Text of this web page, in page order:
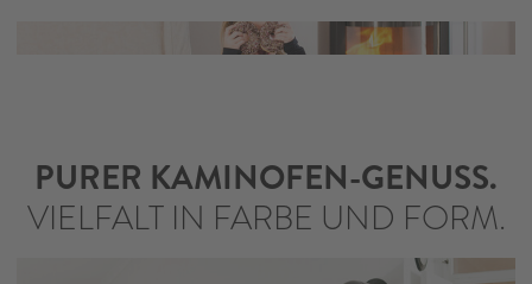
PURER KAMINOFEN-GENUSS.
VIELFALT IN FARBE UND FORM.